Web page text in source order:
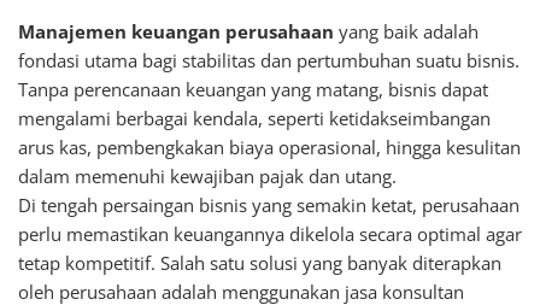
Manajemen keuangan perusahaan yang baik adalah
fondasi utama bagi stabilitas dan pertumbuhan suatu bisnis.
Tanpa perencanaan keuangan yang matang, bisnis dapat
mengalami berbagai kendala, seperti ketidakseimbangan
arus kas, pembengkakan biaya operasional, hingga kesulitan
dalam memenuhi kewajiban pajak dan utang.
Di tengah persaingan bisnis yang semakin ketat, perusahaan
perlu memastikan keuangannya dikelola secara optimal agar
tetap kompetitif. Salah satu solusi yang banyak diterapkan
oleh perusahaan adalah menggunakan jasa konsultan